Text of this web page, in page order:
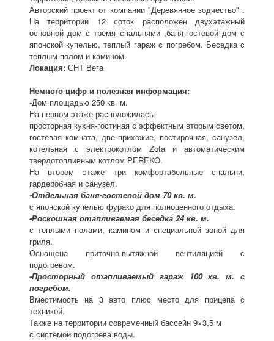
Авторский проект от компании "Деревянное зодчество" .
На территории 12 соток расположен двухэтажный
основной дом с тремя спальнями ,баня-гостевой дом с
японской купелью, теплый гараж с погребом. Беседка с
теплым полом и камином.
Локация: СНТ Вега
Немного цифр и полезная информация:
-Дом площадью 250 кв. м.
На первом этаже расположилась
просторная кухня-гостиная с эффектным вторым светом,
гостевая комната, две прихожие, постирочная, санузел,
котельная с электрокотлом Zota и автоматическим
твердотопливным котлом PEREKO.
На втором этаже три комфортабельные спальни,
гардеробная и санузел.
-Отдельная баня-гостевой дом 70 кв. м.
с японской купелью фурако для полноценного отдыха.
-Роскошная отапливаемая беседка 24 кв. м.
с теплыми полами, камином и специальной зоной для
гриля.
Оснащена приточно-вытяжной вентиляцией с
подогревом.
-Просторный отапливаемый гараж 100 кв. м. с
погребом.
Вместимость на 3 авто плюс место для прицепа с
техникой.
Также на территории современный бассейн 9×3,5 м
с системой подогрева воды.